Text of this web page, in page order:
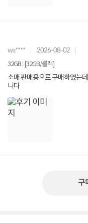
wa**** 2026-08-02
32GB : [32GB/블랙]
소매 판매용으로 구매하였는
니다
구